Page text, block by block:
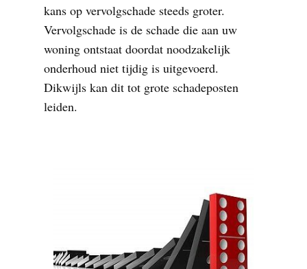
kans op vervolgschade steeds groter.
Vervolgschade is de schade die aan uw
woning ontstaat doordat noodzakelijk
onderhoud niet tijdig is uitgevoerd.
Dikwijls kan dit tot grote schadeposten
leiden.